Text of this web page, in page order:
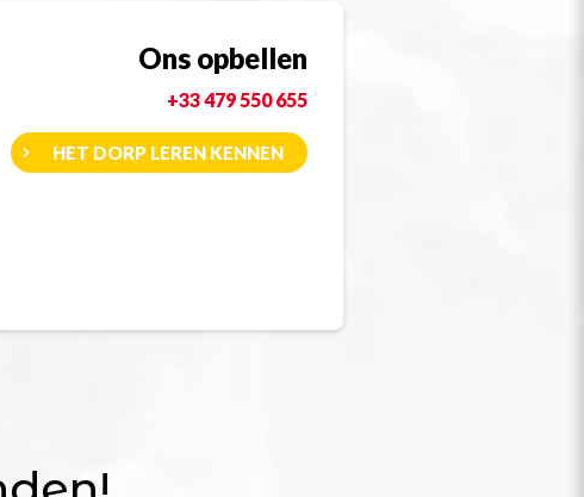
Ons opbellen
+33 479 550 655
HET DORP LEREN KENNEN